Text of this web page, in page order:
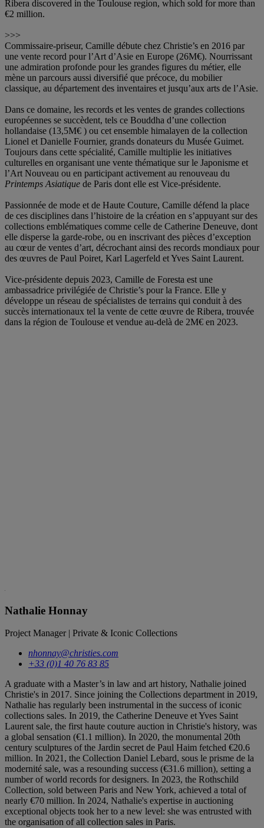
Ribera discovered in the Toulouse region, which sold for more than
€2 million.
>>>
Commissaire-priseur, Camille débute chez Christie’s en 2016 par
une vente record pour l’Art d’Asie en Europe (26M€). Nourrissant
une admiration profonde pour les grandes figures du métier, elle
mène un parcours aussi diversifié que précoce, du mobilier
classique, au département des inventaires et jusqu’aux arts de l’Asie.
Dans ce domaine, les records et les ventes de grandes collections
européennes se succèdent, tels ce Bouddha d’une collection
hollandaise (13,5M€ ) ou cet ensemble himalayen de la collection
Lionel et Danielle Fournier, grands donateurs du Musée Guimet.
Toujours dans cette spécialité, Camille multiplie les initiatives
culturelles en organisant une vente thématique sur le Japonisme et
l’Art Nouveau ou en participant activement au renouveau du
Printemps Asiatique de Paris dont elle est Vice-présidente.
Passionnée de mode et de Haute Couture, Camille défend la place
de ces disciplines dans l’histoire de la création en s’appuyant sur des
collections emblématiques comme celle de Catherine Deneuve, dont
elle disperse la garde-robe, ou en inscrivant des pièces d’exception
au cœur de ventes d’art, décrochant ainsi des records mondiaux pour
des œuvres de Paul Poiret, Karl Lagerfeld et Yves Saint Laurent.
Vice-présidente depuis 2023, Camille de Foresta est une
ambassadrice privilégiée de Christie’s pour la France. Elle y
développe un réseau de spécialistes de terrains qui conduit à des
succès internationaux tel la vente de cette œuvre de Ribera, trouvée
dans la région de Toulouse et vendue au-delà de 2M€ en 2023.
Nathalie Honnay
Project Manager | Private & Iconic Collections
nhonnay@christies.com
+33 (0)1 40 76 83 85
A graduate with a Master’s in law and art history, Nathalie joined
Christie's in 2017. Since joining the Collections department in 2019,
Nathalie has regularly been instrumental in the success of iconic
collections sales. In 2019, the Catherine Deneuve et Yves Saint
Laurent sale, the first haute couture auction in Christie's history, was
a global sensation (€1.1 million). In 2020, the monumental 20th
century sculptures of the Jardin secret de Paul Haim fetched €20.6
million. In 2021, the Collection Daniel Lebard, sous le prisme de la
modernité sale, was a resounding success (€31.6 million), setting a
number of world records for designers. In 2023, the Rothschild
Collection, sold between Paris and New York, achieved a total of
nearly €70 million. In 2024, Nathalie's expertise in auctioning
exceptional objects took her to a new level: she was entrusted with
the organisation of all collection sales in Paris.